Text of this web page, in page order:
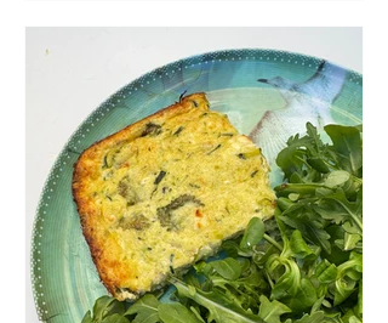
gousse d’ail hachée, 1/2 c.à soupe de
cumin en poudre, 1 citron confit, 1
feuille de laurier, 1 filet de jus de citron,
3 c.à soupe d’huile d’olive, sel, poivre.
Égoutter les